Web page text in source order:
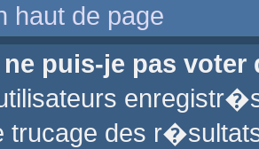
haut de page
puis-je pas voter
trucage des